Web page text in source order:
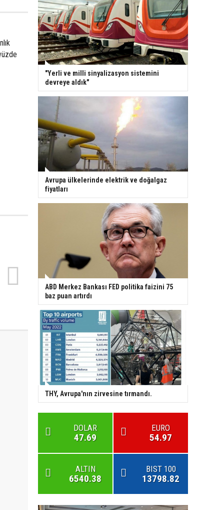
"Yerli ve milli sinyalizasyon sistemini
devreye aldık"
Avrupa ülkelerinde elektrik ve doğalgaz
fiyatları
ABD Merkez Bankası FED politika faizini 75
baz puan artırdı
THY, Avrupa'nın zirvesine tırmandı.
DOLAR
47.69
EURO
54.97
ALTIN
6540.38
BIST 100
13798.82